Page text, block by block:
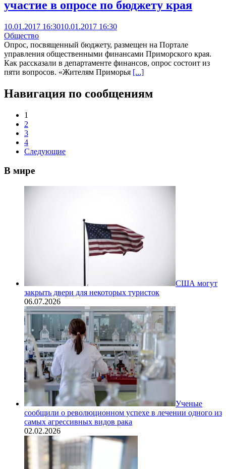
участие в опросе по бюджету края
10.01.2017 16:3010.01.2017 16:30
Общество
Опрос, посвященный бюджету, размещен на Портале
управления общественными финансами Приморского края.
Как рассказали в департаменте финансов, опрос состоит из
пяти вопросов. «Жителям Приморья [...]
Навигация по сообщениям
1
2
3
4
Следующие
В мире
США могут
закрыть двери для некоторых туристок
06.07.2026
Ученые
сообщили о революционном успехе в лечении одного из
самых агрессивных видов рака
02.02.2026